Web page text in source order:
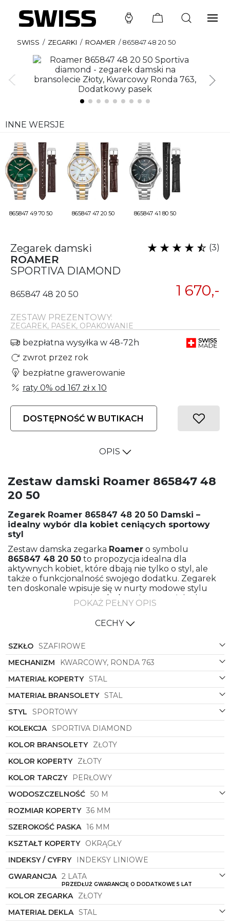
SWISS / ZEGARKI / ROAMER /865847 48 20 50
INNE WERSJE
865847 49 70 50 865847 47 20 50 865847 41 80 50
Zegarek damski
ROAMER
SPORTIVA DIAMOND
(3)
865847 48 20 50 1 670,-
ZESTAW PREZENTOWY:
ZEGAREK, PASEK, OPAKOWANIE
bezpłatna wysyłka w 48-72h
zwrot przez rok
bezpłatne grawerowanie
raty 0% od 167 złx 10
DOSTĘPNOŚĆ W BUTIKACH
OPIS
Zestaw damski Roamer 865847 48
20 50
Zegarek Roamer 865847 48 20 50 Damski –
idealny wybór dla kobiet ceniących sportowy
styl
Zestaw damska zegarka Roamer o symbolu
865847 48 20 50 to propozycja idealna dla
aktywnych kobiet, które dbają nie tylko o styl, ale
także o funkcjonalność swojego dodatku. Zegarek
ten doskonale wpisuje się w nurty modowe stylu
sportowego, stanowiąc doskonałe uzupełnienie
zarówno casualowych, jak i sportowych looków.
KOLEKCJA Sportiva Diamond – eleganckie
luksusu
Zegarek z kolekcji Sportiva Diamond markiRoamer
reprezentuje połączenie sportowego designu z
delikatną nutką luksusu. Wykonany ze stali
zarówno bransoleta, jak i koperta prezentują się
stylowo i elegancko, podkreślając niebanalny
charakter tego modelu.
Złoto – klasyczny, uniwersalny kolor pasujący
do wielu stylizacji
ZegarekRoamer 865847 48 20 50
złotym to klasyczny wybór, który doskonale
komponuje się z wieloma stylizacjami. Zarówno
bransoleta, jak i koperta zegarka w złotym odcieniu
nadają mu eleganckiego charakteru, a zarazem
pozwalają wkomponować go w codzienne i
wieczorowe kreacje.
Tarcza perłowa – subtelny akcent dodający
klasy i uroku
Perłowa tarcza zegarkaRoamer
delikatności i klasy. Subtelny połysk tarczy
doskonale współgra z całością, tworząc spójną i
harmonijną kompozycję, która przyciąga uwagę i
dodaje uroku.
Kształt koperty – klasyczny okrągły design
ZegarekRoamerwyróżnia się klasycznym,
POKAŻ PEŁNY OPIS
CECHY
SZKŁO SZAFIROWE
MECHANIZM
KWARCOWY, RONDA 763
MATERIAŁ KOPERTY STAL
MATERIAŁ BRANSOLETY STAL
STYL
SPORTOWY
KOLEKCJA SPORTIVA DIAMOND
KOLOR BRANSOLETY ZŁOTY
KOLOR KOPERTY ZŁOTY
KOLOR TARCZY
PERŁOWY
WODOSZCZELNOŚĆ 50 M
ROZMIAR KOPERTY 36 MM
SZEROKOŚĆ PASKA 16 MM
KSZTAŁT KOPERTY OKRĄGŁY
INDEKSY / CYFRY
INDEKSY LINIOWE
GWARANCJA 2 LATA
PRZEDŁUŻ GWARANCJĘ O DODATKOWE 5 LAT
KOLOR ZEGARKA ZŁOTY
MATERIAŁ DEKLA STAL